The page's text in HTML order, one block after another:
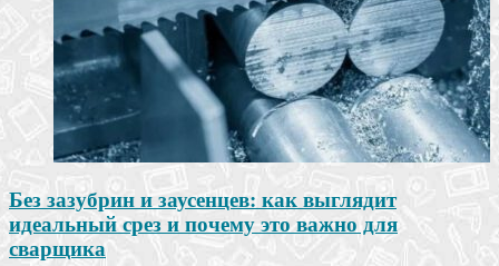
Без зазубрин и заусенцев: как выглядит
идеальный срез и почему это важно для
сварщика